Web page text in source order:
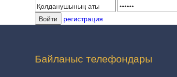
регистрация
Байланыс телефондары